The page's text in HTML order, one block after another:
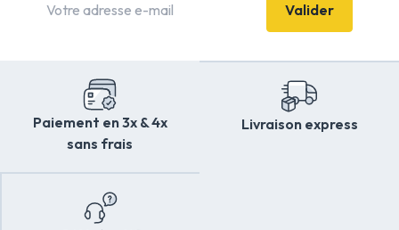
Valider
Paiement en 3x & 4x
sans frais
Livraison express